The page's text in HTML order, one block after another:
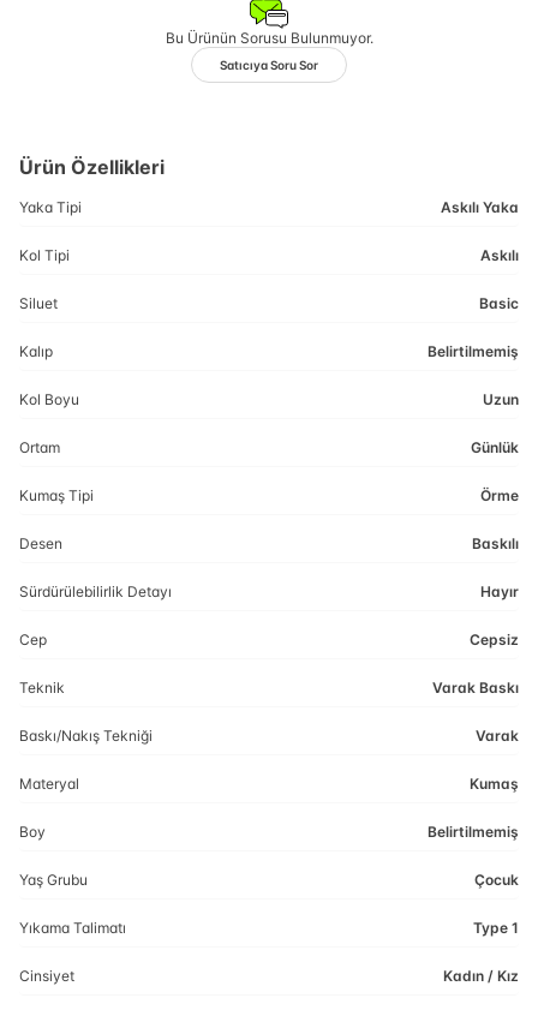
Bu Ürünün Sorusu Bulunmuyor.
Satıcıya Soru Sor
Ürün Özellikleri
Yaka Tipi Askılı Yaka
Kol Tipi Askılı
Siluet Basic
Kalıp Belirtilmemiş
Kol Boyu Uzun
Ortam Günlük
Kumaş Tipi Örme
Desen Baskılı
Sürdürülebilirlik Detayı Hayır
Cep Cepsiz
Teknik Varak Baskı
Baskı/Nakış Tekniği Varak
Materyal Kumaş
Boy Belirtilmemiş
Yaş Grubu Çocuk
Yıkama Talimatı Type 1
Cinsiyet Kadın / Kız